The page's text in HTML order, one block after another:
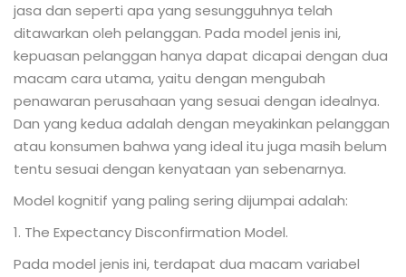
jasa dan seperti apa yang sesungguhnya telah
ditawarkan oleh pelanggan. Pada model jenis ini,
kepuasan pelanggan hanya dapat dicapai dengan dua
macam cara utama, yaitu dengan mengubah
penawaran perusahaan yang sesuai dengan idealnya.
Dan yang kedua adalah dengan meyakinkan pelanggan
atau konsumen bahwa yang ideal itu juga masih belum
tentu sesuai dengan kenyataan yan sebenarnya.
Model kognitif yang paling sering dijumpai adalah:
1. The Expectancy Disconfirmation Model.
Pada model jenis ini, terdapat dua macam variabel